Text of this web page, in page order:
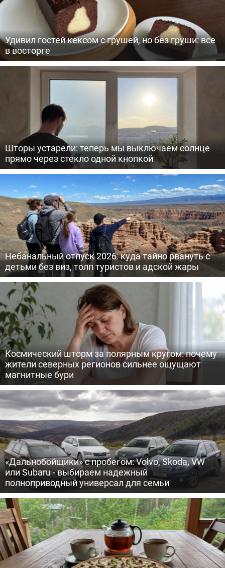
Удивил гостей кексом с грушей, но без груши: все
в восторге
Шторы устарели: теперь мы выключаем солнце
прямо через стекло одной кнопкой
Небанальный отпуск 2026: куда тайно рвануть с
детьми без виз, толп туристов и адской жары
Космический шторм за полярным кругом: почему
жители северных регионов сильнее ощущают
магнитные бури
«Дальнобойщики» с пробегом: Volvo, Skoda, VW
или Subaru - выбираем надежный
полноприводный универсал для семьи